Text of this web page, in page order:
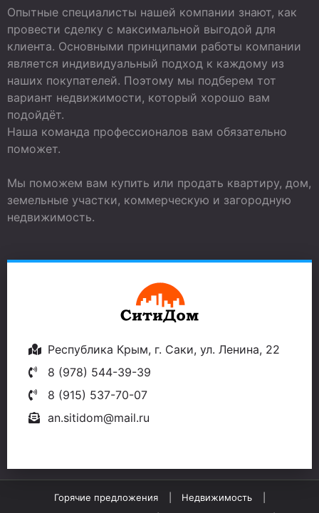
Опытные специалисты нашей компании знают, как
провести сделку с максимальной выгодой для
клиента. Основными принципами работы компании
является индивидуальный подход к каждому из
наших покупателей. Поэтому мы подберем тот
вариант недвижимости, который хорошо вам
подойдёт.
Наша команда профессионалов вам обязательно
поможет.
Мы поможем вам купить или продать квартиру, дом,
земельные участки, коммерческую и загородную
недвижимость.
Республика Крым, г. Саки, ул. Ленина, 22
8 (978) 544-39-39
8 (915) 537-70-07
an.sitidom@mail.ru
Горячие предложения
Недвижимость